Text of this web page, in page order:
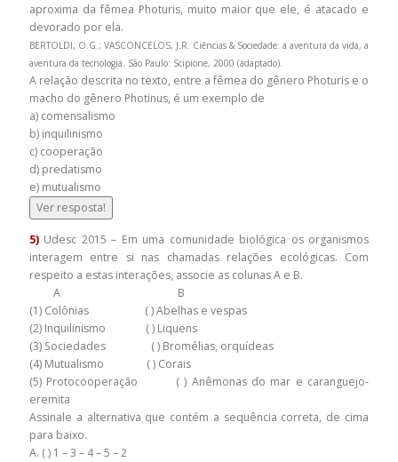
aproxima da fêmea Photuris, muito maior que ele, é atacado e
devorado por ela.
BERTOLDI, O.G.; VASCONCELOS, J.R. Ciências & Sociedade: a aventura da vida, a
aventura da tecnologia. São Paulo: Scipione, 2000 (adaptado).
A relação descrita no texto, entre a fêmea do gênero Photuris e o
macho do gênero Photinus, é um exemplo de
a) comensalismo
b) inquilinismo
c) cooperação
d) predatismo
e) mutualismo
Ver resposta!
5) Udesc 2015 – Em uma comunidade biológica os organismos
interagem entre si nas chamadas relações ecológicas. Com
respeito a estas interações, associe as colunas A e B.
A B
(1) Colônias ( ) Abelhas e vespas
(2) Inquilinismo ( ) Liquens
(3) Sociedades ( ) Bromélias, orquídeas
(4) Mutualismo ( ) Corais
(5) Protocooperação ( ) Anêmonas do mar e caranguejo-
eremita
Assinale a alternativa que contém a sequência correta, de cima
para baixo.
A. ( ) 1 – 3 – 4 – 5 – 2